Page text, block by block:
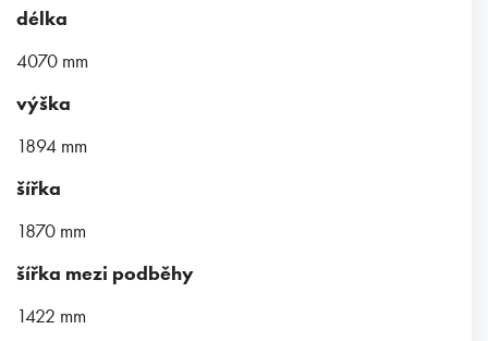
délka
4070 mm
výška
1894 mm
šířka
1870 mm
šířka mezi podběhy
1422 mm